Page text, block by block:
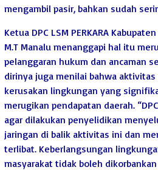
mengambil pasir, bahkan sudah
Ketua DPC LSM PERKARA
M.T Manalu menanggapi hal itu
pelanggaran hukum dan ancaman
dirinya juga menilai bahwa
kerusakan lingkungan yang
merugikan pendapatan daerah.
agar dilakukan penyelidikan
jaringan di balik aktivitas ini dan
terlibat. Keberlangsungan
masyarakat tidak boleh